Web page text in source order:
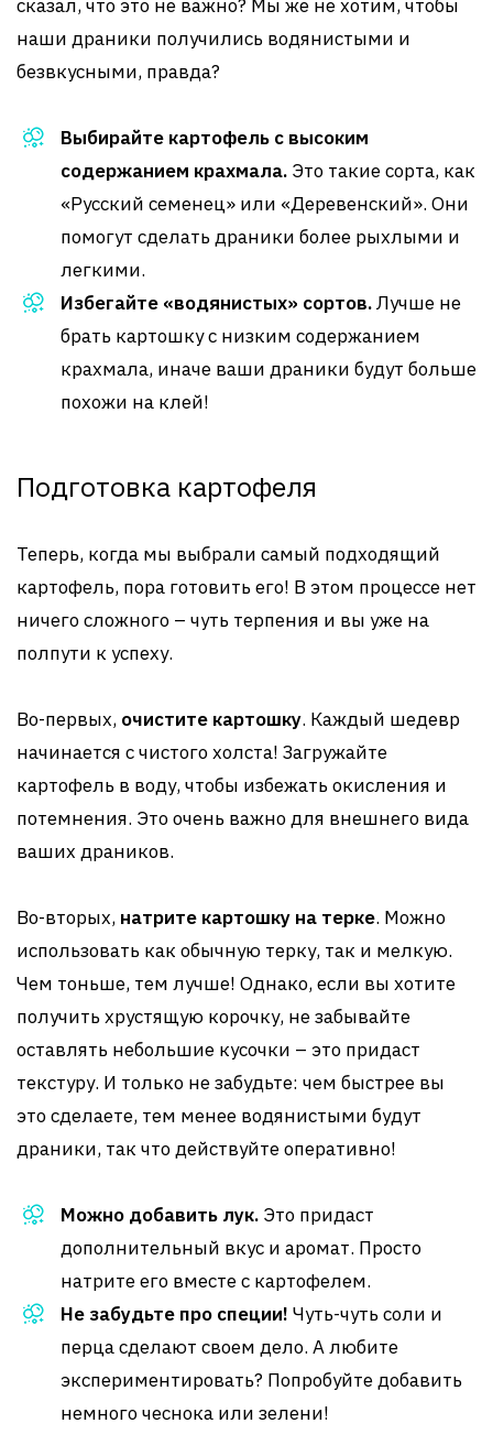
сказал, что это не важно? Мы же не хотим, чтобы
наши драники получились водянистыми и
безвкусными, правда?
Выбирайте картофель с высоким
содержанием крахмала. Это такие сорта, как
«Русский семенец» или «Деревенский». Они
помогут сделать драники более рыхлыми и
легкими.
Избегайте «водянистых» сортов.Лучше не
брать картошку с низким содержанием
крахмала, иначе ваши драники будут больше
похожи на клей!
Подготовка картофеля
Теперь, когда мы выбрали самый подходящий
картофель, пора готовить его! В этом процессе нет
ничего сложного – чуть терпения и вы уже на
полпути к успеху.
Во-первых, очистите картошку. Каждый шедевр
начинается с чистого холста! Загружайте
картофель в воду, чтобы избежать окисления и
потемнения. Это очень важно для внешнего вида
ваших драников.
Во-вторых, натрите картошку на терке. Можно
использовать как обычную терку, так и мелкую.
Чем тоньше, тем лучше! Однако, если вы хотите
получить хрустящую корочку, не забывайте
оставлять небольшие кусочки – это придаст
текстуру. И только не забудьте: чем быстрее вы
это сделаете, тем менее водянистыми будут
драники, так что действуйте оперативно!
Можно добавить лук. Это придаст
дополнительный вкус и аромат. Просто
натрите его вместе с картофелем.
Не забудьте про специи! Чуть-чуть соли и
перца сделают своем дело. А любите
экспериментировать? Попробуйте добавить
немного чеснока или зелени!